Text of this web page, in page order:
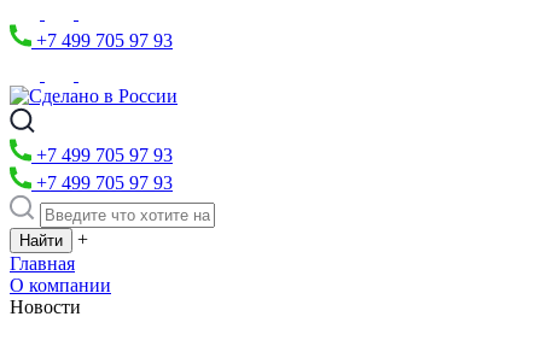
+7 499 705 97 93
+7 499 705 97 93
+7 499 705 97 93
+
Главная
О компании
Новости